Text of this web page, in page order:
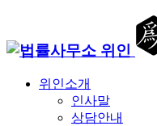
위인소개
인사말
상담안내